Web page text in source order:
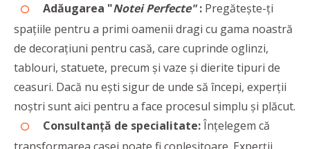
Adăugarea "Notei Perfecte": Pregătește-ți
spațiile pentru a primi oamenii dragi cu gama noastră
de decorațiuni pentru casă, care cuprinde oglinzi,
tablouri, statuete, precum și vaze și dierite tipuri de
ceasuri. Dacă nu ești sigur de unde să începi, experții
noștri sunt aici pentru a face procesul simplu și plăcut.
Consultanță de specialitate:Înțelegem că